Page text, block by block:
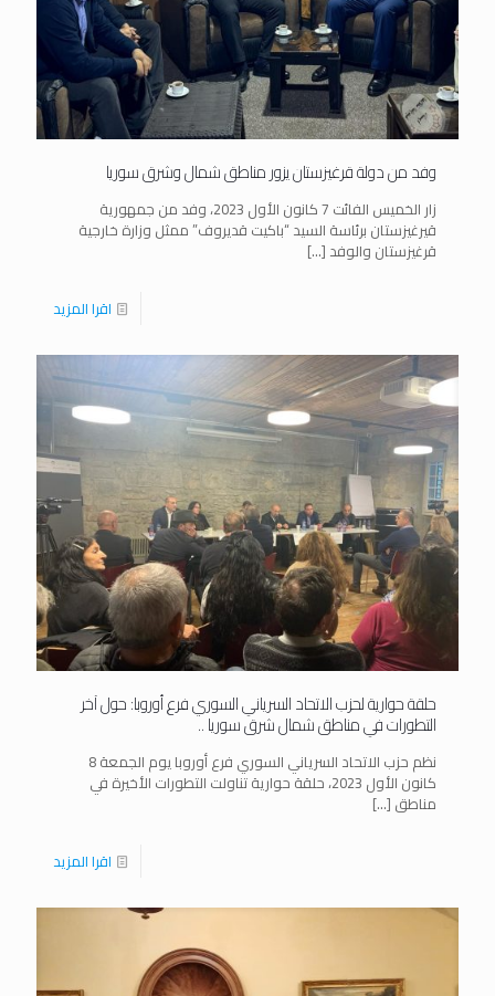
وفد من دولة قرغيزستان يزور مناطق شمال وشرق سوريا
زار الخميس الفائت 7 كانون الأول 2023، وفد من جمهورية
قيرغيزستان برئاسة السيد “باكيت قديروف” ممثل وزارة خارجية
قرغيزستان والوفد […]
اقرا المزيد
حلقة حوارية لحزب الاتحاد السرياني السوري فرع أوروبا: حول آخر
التطورات في مناطق شمال شرق سوريا ..
نظم حزب الاتحاد السرياني السوري فرع أوروبا يوم الجمعة 8
كانون الأول 2023، حلقة حوارية تناولت التطورات الأخيرة في
مناطق […]
اقرا المزيد